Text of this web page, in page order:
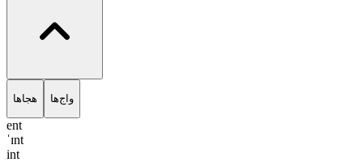
هجاها واج‌ها
ent
ˈɪnt
int